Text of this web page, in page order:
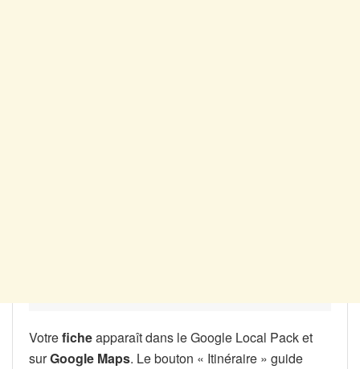
Votreficheapparaît dans le Google Local Pack et
surGoogle Maps. Le bouton « Itinéraire » guide